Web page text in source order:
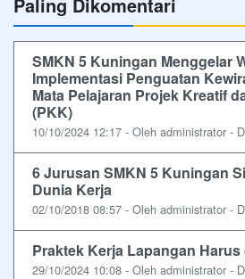
SMKN 5 Kuningan Menggelar
Implementasi Penguatan
Mata Pelajaran Projek Kreatif
(PKK)
10/10/2024 12:17 - Oleh administrator -
6 Jurusan SMKN 5 Kuningan
Dunia Kerja
02/10/2018 08:57 - Oleh administrator -
Praktek Kerja Lapangan
29/10/2024 10:08 - Oleh administrator -